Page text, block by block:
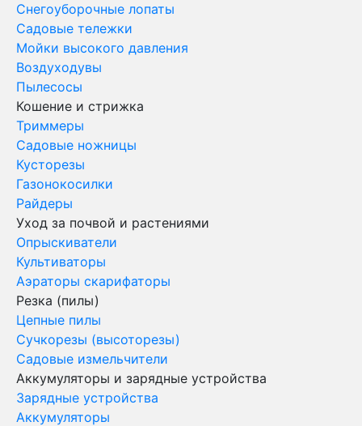
Снегоуборочные лопаты
Садовые тележки
Мойки высокого давления
Воздуходувы
Пылесосы
Кошение и стрижка
Триммеры
Садовые ножницы
Кусторезы
Газонокосилки
Райдеры
Уход за почвой и растениями
Опрыскиватели
Культиваторы
Аэраторы скарифаторы
Резка (пилы)
Цепные пилы
Сучкорезы (высоторезы)
Садовые измельчители
Аккумуляторы и зарядные устройства
Зарядные устройства
Аккумуляторы